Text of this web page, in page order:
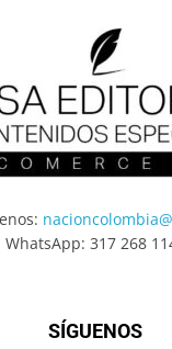
WhatsApp: 317 268
SÍGUENOS